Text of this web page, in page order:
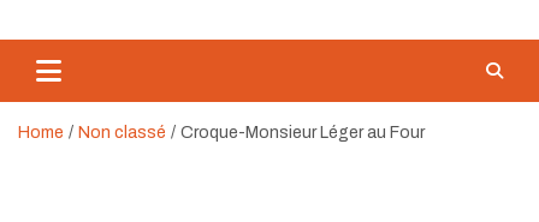
Home Non classé Croque-Monsieur Léger au Four